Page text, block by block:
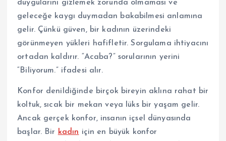
duygularını gizlemek zorunda olmaması ve
geleceğe kaygı duymadan bakabilmesi anlamına
gelir. Çünkü güven, bir kadının üzerindeki
görünmeyen yükleri hafifletir. Sorgulama ihtiyacını
ortadan kaldırır. “Acaba?” sorularının yerini
“Biliyorum.” ifadesi alır.
Konfor denildiğinde birçok bireyin aklına rahat bir
koltuk, sıcak bir mekan veya lüks bir yaşam gelir.
Ancak gerçek konfor, insanın içsel dünyasında
başlar. Bir kadın için en büyük konfor